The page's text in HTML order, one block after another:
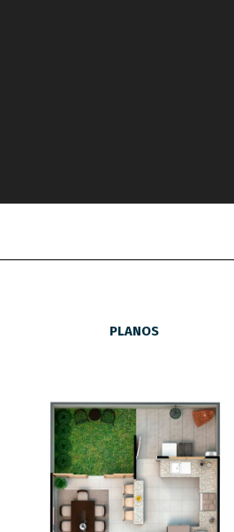
PLANOS